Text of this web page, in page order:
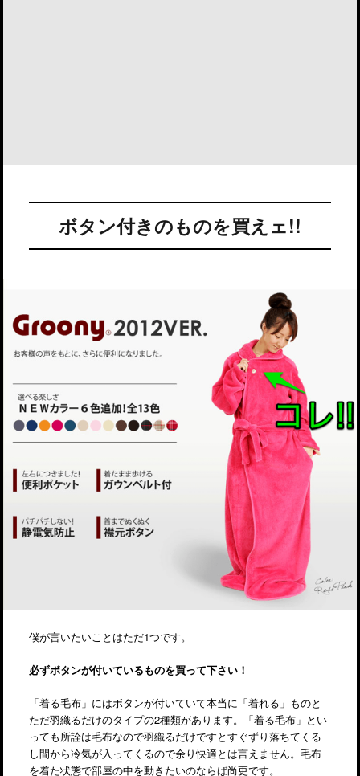
ボタン付きのものを買えェ!!
僕が言いたいことはただ1つです。
必ずボタンが付いているものを買って下さい！
「着る毛布」にはボタンが付いていて本当に「着れる」ものと
ただ羽織るだけのタイプの2種類があります。「着る毛布」とい
っても所詮は毛布なので羽織るだけですとすぐずり落ちてくる
し間から冷気が入ってくるので余り快適とは言えません。毛布
を着た状態で部屋の中を動きたいのならば尚更です。